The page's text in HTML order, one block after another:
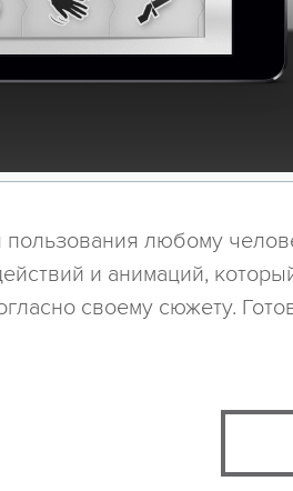
любому
и анимаций,
своему сюжету.